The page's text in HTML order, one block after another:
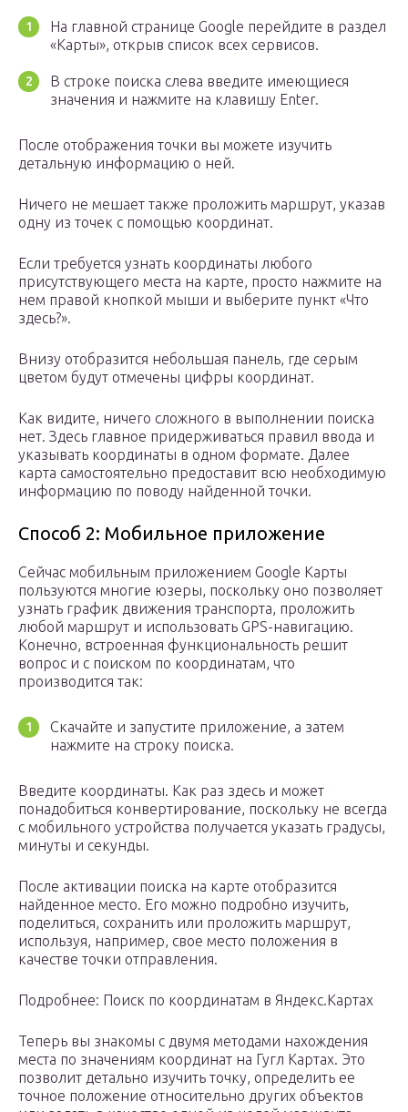
На главной странице Google перейдите в раздел
«Карты», открыв список всех сервисов.
В строке поиска слева введите имеющиеся
значения и нажмите на клавишу Enter.
После отображения точки вы можете изучить
детальную информацию о ней.
Ничего не мешает также проложить маршрут, указав
одну из точек с помощью координат.
Если требуется узнать координаты любого
присутствующего места на карте, просто нажмите на
нем правой кнопкой мыши и выберите пункт «Что
здесь?».
Внизу отобразится небольшая панель, где серым
цветом будут отмечены цифры координат.
Как видите, ничего сложного в выполнении поиска
нет. Здесь главное придерживаться правил ввода и
указывать координаты в одном формате. Далее
карта самостоятельно предоставит всю необходимую
информацию по поводу найденной точки.
Способ 2: Мобильное приложение
Сейчас мобильным приложением Google Карты
пользуются многие юзеры, поскольку оно позволяет
узнать график движения транспорта, проложить
любой маршрут и использовать GPS-навигацию.
Конечно, встроенная функциональность решит
вопрос и с поиском по координатам, что
производится так:
Скачайте и запустите приложение, а затем
нажмите на строку поиска.
Введите координаты. Как раз здесь и может
понадобиться конвертирование, поскольку не всегда
с мобильного устройства получается указать градусы,
минуты и секунды.
После активации поиска на карте отобразится
найденное место. Его можно подробно изучить,
поделиться, сохранить или проложить маршрут,
используя, например, свое место положения в
качестве точки отправления.
Подробнее: Поиск по координатам в Яндекс.Картах
Теперь вы знакомы с двумя методами нахождения
места по значениям координат на Гугл Картах. Это
позволит детально изучить точку, определить ее
точное положение относительно других объектов